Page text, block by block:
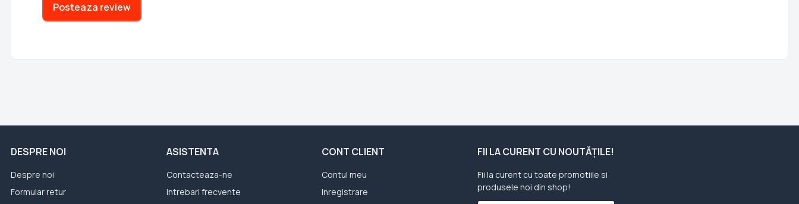
Posteaza review
DESPRE NOI
Despre noi
Formular retur
ASISTENTA
Contacteaza-ne
Intrebari frecvente
CONT CLIENT
Contul meu
Inregistrare
FII LA CURENT CU NOUTĂȚILE!
Fii la curent cu toate promotiile si
produsele noi din shop!